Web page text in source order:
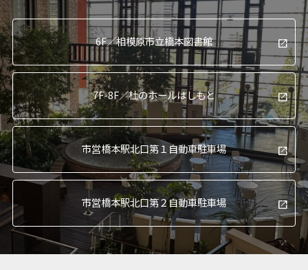
6F／相模原市立橋本図書館
7F-8F／杜のホールはしもと
市営橋本駅北口第１自動車駐車場
市営橋本駅北口第２自動車駐車場